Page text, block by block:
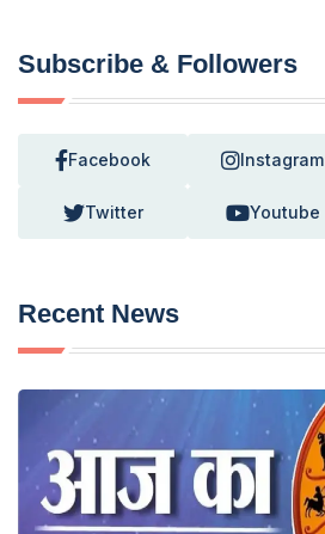
Subscribe & Followers
Facebook Instagram
Twitter Youtube
Recent News